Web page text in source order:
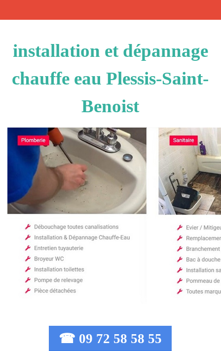
installation et dépannage
chauffe eau Plessis-Saint-
Benoist
☎ 09 72 58 58 55